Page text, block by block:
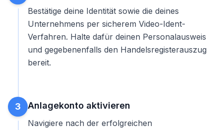
Bestätige deine Identität sowie die deines
Unternehmens per sicherem Video-Ident-
Verfahren. Halte dafür deinen Personalausweis
und gegebenenfalls den Handelsregisterauszug
bereit.
3 Anlagekonto aktivieren
Navigiere nach der erfolgreichen